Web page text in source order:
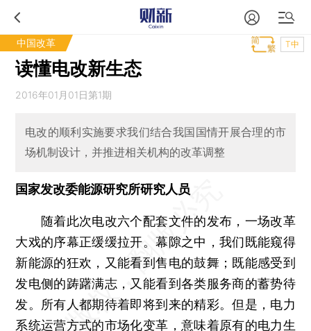
中国改革 T中
读懂电改新生态
2016年01月01日第1期
电改的顺利实施要求我们结合我国国情开展合理的市
场机制设计，并推进相关机构的改革调整
国家发改委能源研究所研究人员
随着此次电改六个配套文件的发布，一场改革
大戏的序幕正缓缓拉开。幕隙之中，我们既能窥得
新能源的狂欢，又能看到售电的鼓舞；既能感受到
发电侧的踌躇满志，又能看到各类服务商的蓄势待
发。所有人都期待着即将到来的精彩。但是，电力
系统运营方式的市场化变革，意味着原有的电力生